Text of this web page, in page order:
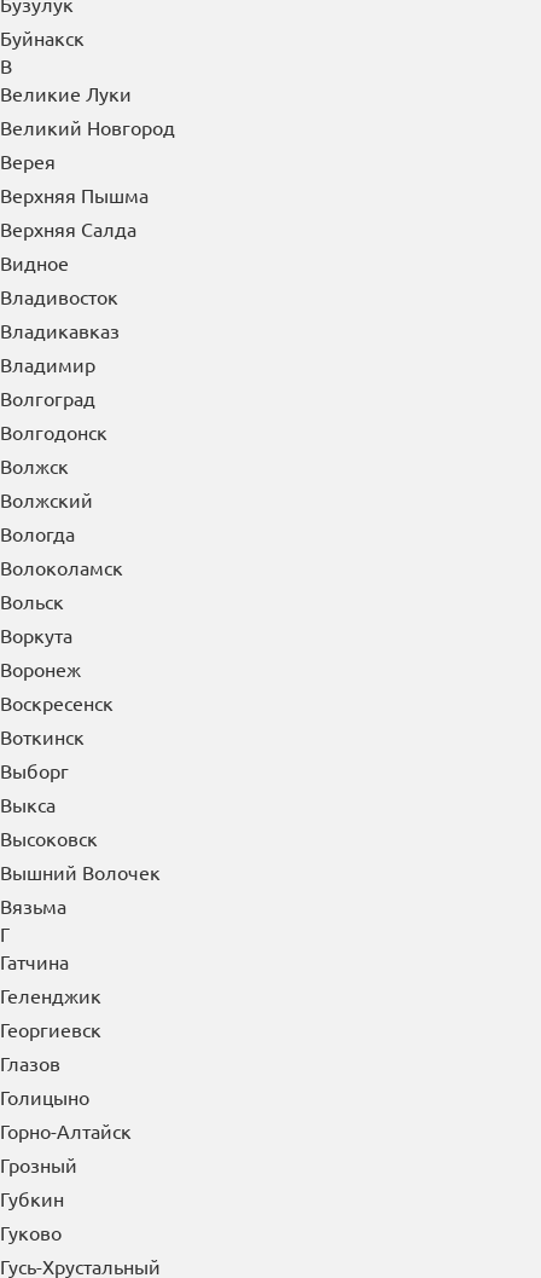
Буйнакск
В
Великие Луки
Великий Новгород
Верея
Верхняя Пышма
Верхняя Салда
Видное
Владивосток
Владикавказ
Владимир
Волгоград
Волгодонск
Волжск
Волжский
Вологда
Волоколамск
Вольск
Воркута
Воронеж
Воскресенск
Воткинск
Выборг
Выкса
Высоковск
Вышний Волочек
Вязьма
Г
Гатчина
Геленджик
Георгиевск
Глазов
Голицыно
Горно-Алтайск
Грозный
Губкин
Гуково
Гусь-Хрустальный